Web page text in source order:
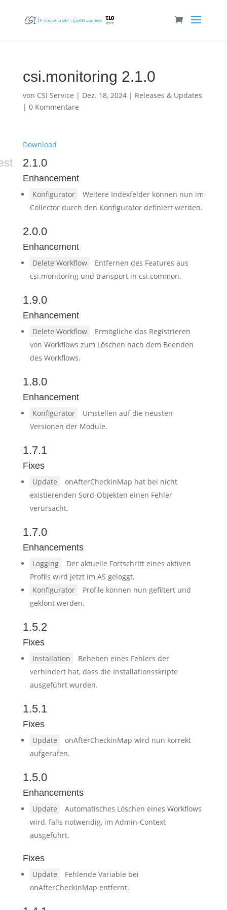
csi.monitoring 2.1.0
von CSI Service | Dez. 18, 2024| Releases & Updates
| 0 Kommentare
Download
2.1.0
Enhancement
Konfigurator
Weitere Indexfelder können nun im
Collector durch den Konfigurator definiert werden.
2.0.0
Enhancement
Delete Workflow
Entfernen des Features aus
csi.monitoring und transport in csi.common.
1.9.0
Enhancement
Delete Workflow
Ermögliche das Registrieren
von Workflows zum Löschen nach dem Beenden
des Workflows.
1.8.0
Enhancement
Konfigurator
Umstellen auf die neusten
Versionen der Module.
1.7.1
Fixes
Update
onAfterCheckinMap hat bei nicht
existierenden Sord-Objekten einen Fehler
verursacht.
1.7.0
Enhancements
Logging
Der aktuelle Fortschritt eines aktiven
Profils wird jetzt im AS geloggt.
Konfigurator
Profile können nun gefiltert und
geklont werden.
1.5.2
Fixes
Installation
Beheben eines Fehlers der
verhindert hat, dass die Installationsskripte
ausgeführt wurden.
1.5.1
Fixes
Update
onAfterCheckinMap wird nun korrekt
aufgerufen.
1.5.0
Enhancements
Update
Automatisches Löschen eines Workflows
wird, falls notwendig, im Admin-Context
ausgeführt.
Fixes
Update
Fehlende Variable bei
onAfterCheckinMap entfernt.